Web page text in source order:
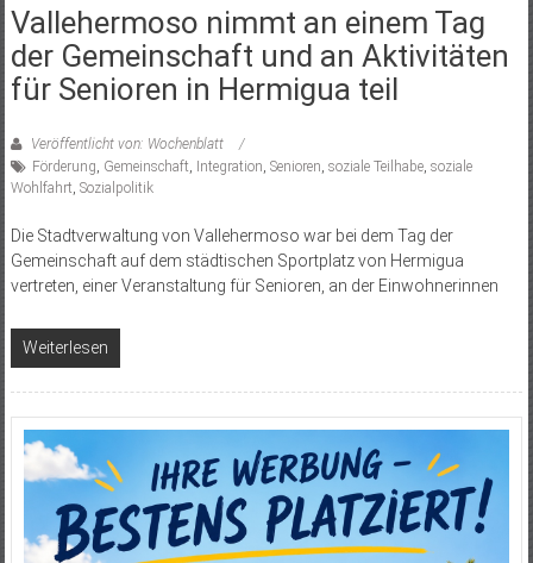
Vallehermoso nimmt an einem Tag
der Gemeinschaft und an Aktivitäten
für Senioren in Hermigua teil
Veröffentlicht von: Wochenblatt
Förderung, Gemeinschaft, Integration, Senioren, soziale Teilhabe, soziale
Wohlfahrt, Sozialpolitik
Die Stadtverwaltung von Vallehermoso war bei dem Tag der
Gemeinschaft auf dem städtischen Sportplatz von Hermigua
vertreten, einer Veranstaltung für Senioren, an der Einwohnerinnen
Weiterlesen